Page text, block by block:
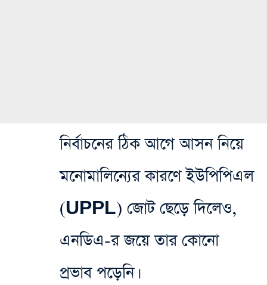
নির্বাচনের ঠিক আগে আসন নিয়ে
মনোমালিন্যের কারণে ইউপিপিএল
(UPPL) জোট ছেড়ে দিলেও,
এনডিএ-র জয়ে তার কোনো
প্রভাব পড়েনি।